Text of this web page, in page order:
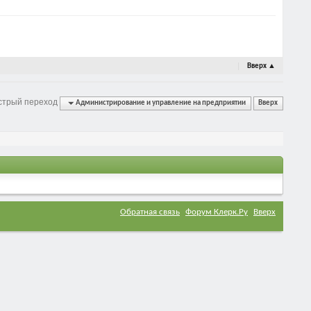
Вверх ▲
переход Администрирование и управление на предприятии Вверх
Обратная связь Форум Клерк.Ру Вверх